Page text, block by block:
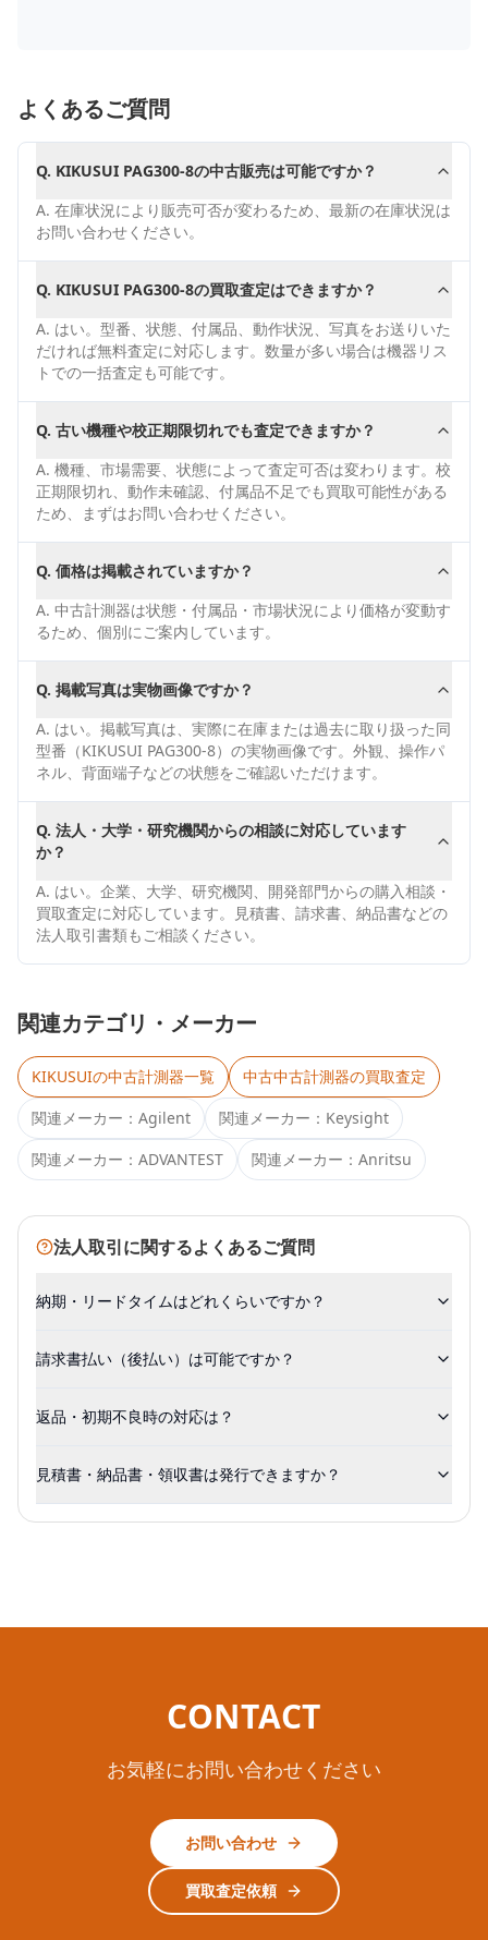
よくあるご質問
Q. KIKUSUI PAG300-8の中古販売は可能ですか？
A. 在庫状況により販売可否が変わるため、最新の在庫状況は
お問い合わせください。
Q. KIKUSUI PAG300-8の買取査定はできますか？
A. はい。型番、状態、付属品、動作状況、写真をお送りいた
だければ無料査定に対応します。数量が多い場合は機器リス
トでの一括査定も可能です。
Q. 古い機種や校正期限切れでも査定できますか？
A. 機種、市場需要、状態によって査定可否は変わります。校
正期限切れ、動作未確認、付属品不足でも買取可能性がある
ため、まずはお問い合わせください。
Q. 価格は掲載されていますか？
A. 中古計測器は状態・付属品・市場状況により価格が変動す
るため、個別にご案内しています。
Q. 掲載写真は実物画像ですか？
A. はい。掲載写真は、実際に在庫または過去に取り扱った同
型番（KIKUSUI PAG300-8）の実物画像です。外観、操作パ
ネル、背面端子などの状態をご確認いただけます。
Q. 法人・大学・研究機関からの相談に対応しています
か？
A. はい。企業、大学、研究機関、開発部門からの購入相談・
買取査定に対応しています。見積書、請求書、納品書などの
法人取引書類もご相談ください。
関連カテゴリ・メーカー
KIKUSUIの中古計測器一覧 中古中古計測器の買取査定
関連メーカー： Agilent 関連メーカー： Keysight
関連メーカー： ADVANTEST 関連メーカー： Anritsu
法人取引に関するよくあるご質問
納期・リードタイムはどれくらいですか？
請求書払い（後払い）は可能ですか？
返品・初期不良時の対応は？
見積書・納品書・領収書は発行できますか？
CONTACT
お気軽にお問い合わせください
お問い合わせ
買取査定依頼